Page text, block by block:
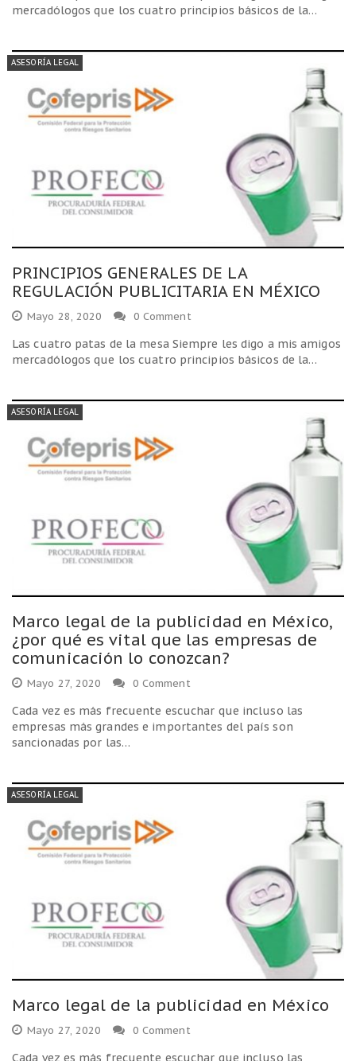
mercadólogos que los cuatro principios básicos de la…
ASESORÍA LEGAL
PRINCIPIOS GENERALES DE LA
REGULACIÓN PUBLICITARIA EN MÉXICO
Mayo 28, 2020 0 Comment
Las cuatro patas de la mesa Siempre les digo a mis amigos
mercadólogos que los cuatro principios básicos de la…
ASESORÍA LEGAL
Marco legal de la publicidad en México,
¿por qué es vital que las empresas de
comunicación lo conozcan?
Mayo 27, 2020 0 Comment
Cada vez es más frecuente escuchar que incluso las
empresas más grandes e importantes del país son
sancionadas por las…
ASESORÍA LEGAL
Marco legal de la publicidad en México
Mayo 27, 2020 0 Comment
Cada vez es más frecuente escuchar que incluso las